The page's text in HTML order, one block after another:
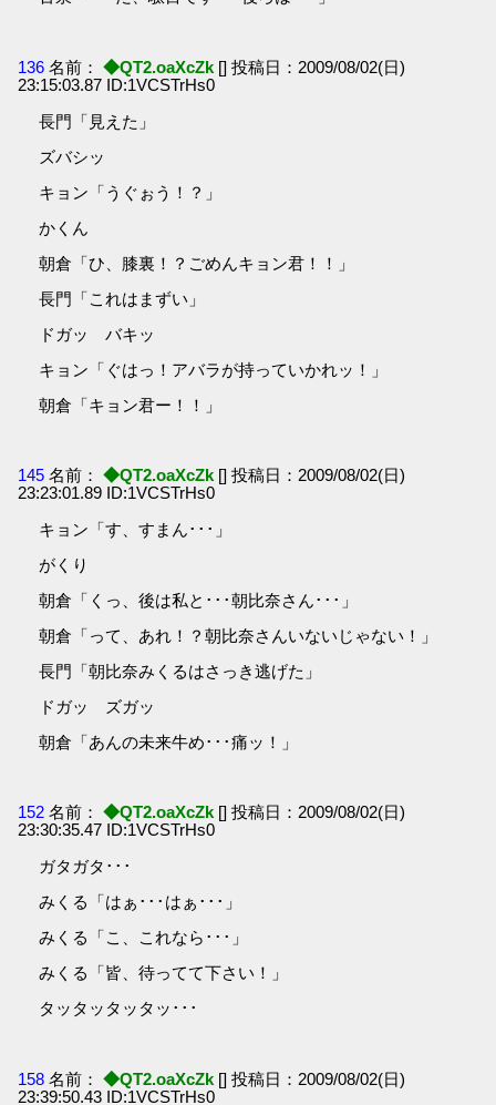
136 名前： ◆QT2.oaXcZk [] 投稿日：2009/08/02(日)
23:15:03.87 ID:1VCSTrHs0
長門「見えた」
ズバシッ
キョン「うぐぉう！？」
かくん
朝倉「ひ、膝裏！？ごめんキョン君！！」
長門「これはまずい」
ドガッ バキッ
キョン「ぐはっ！アバラが持っていかれッ！」
朝倉「キョン君ー！！」
145 名前： ◆QT2.oaXcZk [] 投稿日：2009/08/02(日)
23:23:01.89 ID:1VCSTrHs0
キョン「す、すまん･･･」
がくり
朝倉「くっ、後は私と･･･朝比奈さん･･･」
朝倉「って、あれ！？朝比奈さんいないじゃない！」
長門「朝比奈みくるはさっき逃げた」
ドガッ ズガッ
朝倉「あんの未来牛め･･･痛ッ！」
152 名前： ◆QT2.oaXcZk [] 投稿日：2009/08/02(日)
23:30:35.47 ID:1VCSTrHs0
ガタガタ･･･
みくる「はぁ･･･はぁ･･･」
みくる「こ、これなら･･･」
みくる「皆、待ってて下さい！」
タッタッタッタッ･･･
158 名前： ◆QT2.oaXcZk [] 投稿日：2009/08/02(日)
23:39:50.43 ID:1VCSTrHs0